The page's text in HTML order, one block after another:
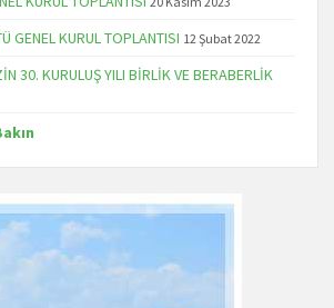
GENEL KURUL TOPLANTISI 12 Şubat 2022
30. KURULUŞ YILI BİRLİK VE BERABERLİK